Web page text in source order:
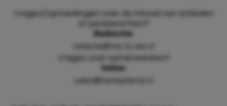
Vragen/opmerkingen over de inhoud van artikelen
of persberichten?
Redactie:
redactie@me-to-we.nl
Vragen over samenwerken?
Sales:
sales@familyblend.nl